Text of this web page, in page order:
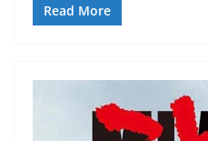
Read More